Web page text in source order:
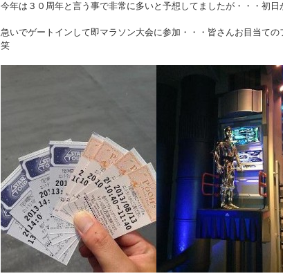
今年は３０周年と言う事で非常に多いと予想してましたが・・・初日
急いでゲートインして即マラソン大会に参加・・・皆さんお目当ての
笑